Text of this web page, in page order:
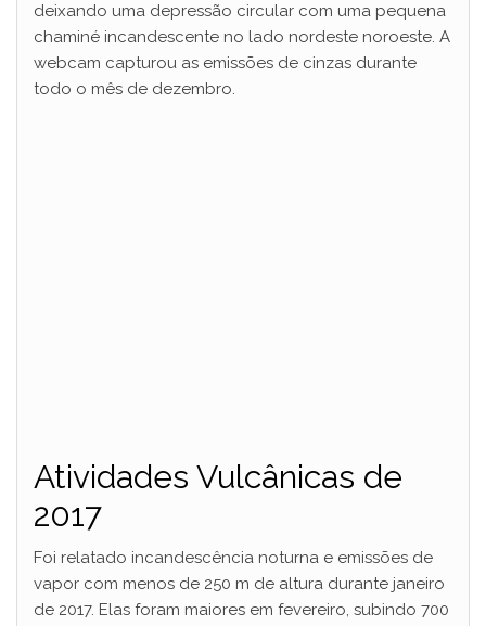
deixando uma depressão circular com uma pequena
chaminé incandescente no lado nordeste noroeste. A
webcam capturou as emissões de cinzas durante
todo o mês de dezembro.
Atividades Vulcânicas de
2017
Foi relatado incandescência noturna e emissões de
vapor com menos de 250 m de altura durante janeiro
de 2017. Elas foram maiores em fevereiro, subindo 700